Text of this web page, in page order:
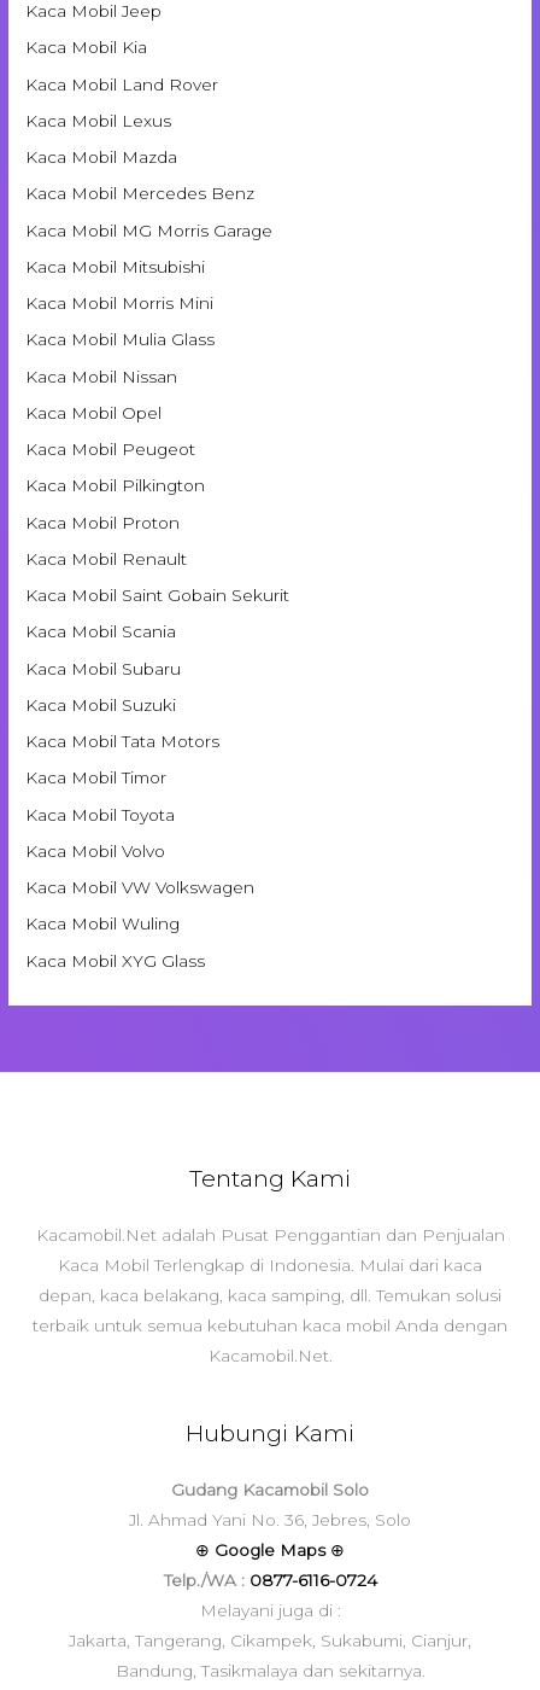
Kaca Mobil Jeep
Kaca Mobil Kia
Kaca Mobil Land Rover
Kaca Mobil Lexus
Kaca Mobil Mazda
Kaca Mobil Mercedes Benz
Kaca Mobil MG Morris Garage
Kaca Mobil Mitsubishi
Kaca Mobil Morris Mini
Kaca Mobil Mulia Glass
Kaca Mobil Nissan
Kaca Mobil Opel
Kaca Mobil Peugeot
Kaca Mobil Pilkington
Kaca Mobil Proton
Kaca Mobil Renault
Kaca Mobil Saint Gobain Sekurit
Kaca Mobil Scania
Kaca Mobil Subaru
Kaca Mobil Suzuki
Kaca Mobil Tata Motors
Kaca Mobil Timor
Kaca Mobil Toyota
Kaca Mobil Volvo
Kaca Mobil VW Volkswagen
Kaca Mobil Wuling
Kaca Mobil XYG Glass
Tentang Kami
Kacamobil.Net adalah Pusat Penggantian dan Penjualan
Kaca Mobil Terlengkap di Indonesia. Mulai dari kaca
depan, kaca belakang, kaca samping, dll. Temukan solusi
terbaik untuk semua kebutuhan kaca mobil Anda dengan
Kacamobil.Net.
Hubungi Kami
Gudang Kacamobil Solo
Jl. Ahmad Yani No. 36, Jebres, Solo
⊕ Google Maps ⊕
Telp./WA : 0877-6116-0724
Melayani juga di :
Jakarta, Tangerang, Cikampek, Sukabumi, Cianjur,
Bandung, Tasikmalaya dan sekitarnya.